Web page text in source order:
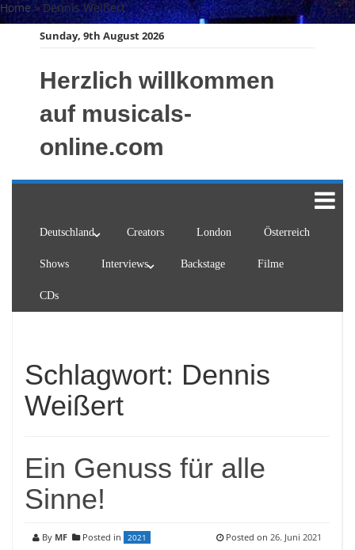
Skip
to
Home» Dennis Weißert
Sunday, 9th August 2026
Herzlich willkommen
auf musicals-
online.com
Deutschland Creators London Österreich
Shows Interviews Backstage Filme
CDs
Schlagwort: Dennis
Weißert
Ein Genuss für alle
Sinne!
By MF Posted in 2021 Posted on 26. Juni 2021